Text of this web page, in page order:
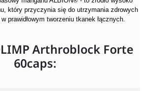
który przyczynia się do utrzymania zdrowych
prawidłowym tworzeniu tkanek łącznych.
Arthroblock Forte
60caps: